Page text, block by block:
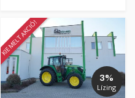
KIEMELT AKCIÓ!
3%
Lízing